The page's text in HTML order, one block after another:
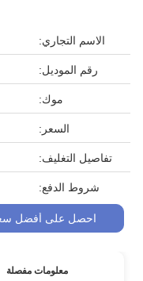
الاسم التجاري:
رقم الموديل:
موك:
السعر:
تفاصيل التغليف:
شروط الدفع:
احصل على أفضل
معلومات مفصلة